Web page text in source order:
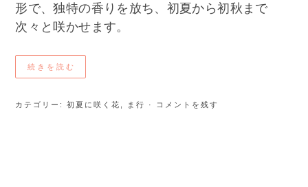
形で、独特の香りを放ち、初夏から初秋まで
次々と咲かせます。
続きを読む
カテゴリー:初夏に咲く花 ま行 · コメントを残す